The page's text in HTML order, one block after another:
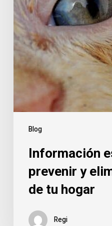
Blog
de
tu
hogar
Información
prevenir y
de tu hogar
Regi